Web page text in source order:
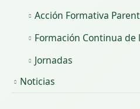
Acción Formativa
Formación Continua de
Jornadas
Noticias